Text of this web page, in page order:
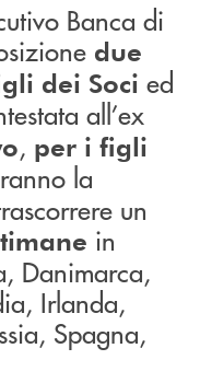
Banca di
due
dei Soci ed
all’ex
, per i figli
la
un
in
Danimarca,
Irlanda,
Spagna,